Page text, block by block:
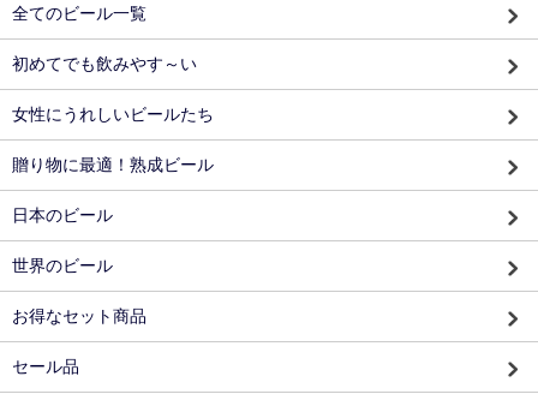
全てのビール一覧
初めてでも飲みやす～い
女性にうれしいビールたち
贈り物に最適！熟成ビール
日本のビール
世界のビール
お得なセット商品
セール品